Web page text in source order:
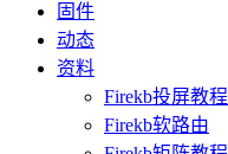
固件
动态
资料
Firekb投屏教程
Firekb软路由